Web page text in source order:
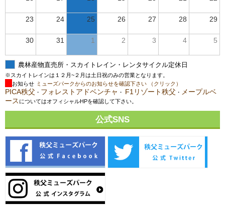
23 24 25 26 27 28 29
30 31 1 2 3 4 5
農林産物直売所・スカイトレイン・レンタサイクル定休日
※スカイトレインは１２月~２月は土日祝のみの営業となります。
お知らせ ミューズパークからのお知らせを確認下さい （クリック）
PICA秩父 ・ フォレストアドベンチャ ・ F1リゾート秩父 ・
メープルベ
ース についてはオフィシャルHPを確認して下さい。
公式SNS